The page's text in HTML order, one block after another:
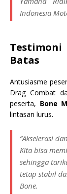
Indonesia
Batas
Antusiasme
Drag Combat
peserta, Bone
lintasan lurus.
“Akselerasi dan
Kita bisa
sehingga
tetap stabil
Bone.